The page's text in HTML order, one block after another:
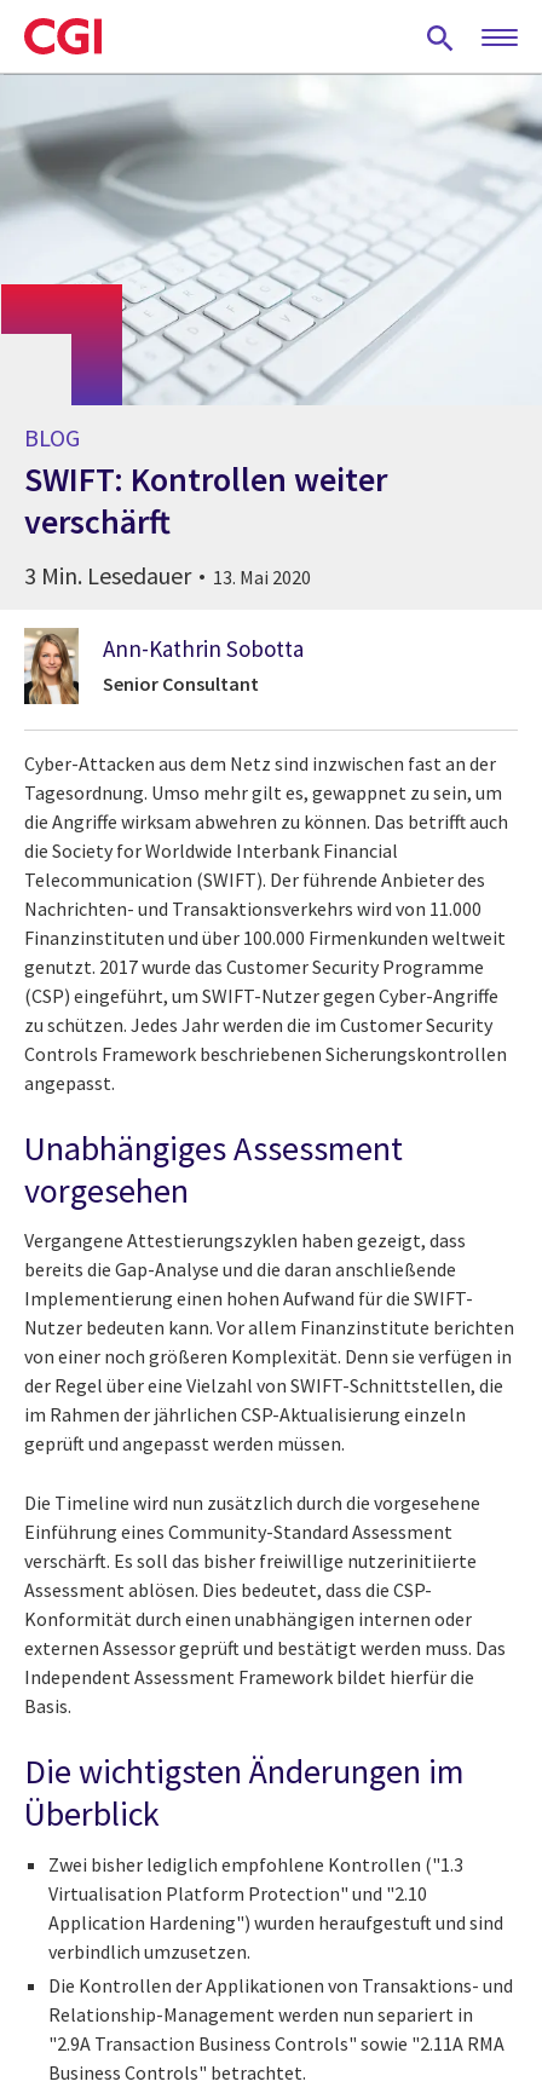
Skip
to
main
BLOG
SWIFT: Kontrollen weiter
verschärft
3 Min. Lesedauer 13. Mai 2020
Ann-Kathrin Sobotta
Senior Consultant
Cyber-Attacken aus dem Netz sind inzwischen fast an der
Tagesordnung. Umso mehr gilt es, gewappnet zu sein, um
die Angriffe wirksam abwehren zu können. Das betrifft auch
die Society for Worldwide Interbank Financial
Telecommunication (SWIFT). Der führende Anbieter des
Nachrichten- und Transaktionsverkehrs wird von 11.000
Finanzinstituten und über 100.000 Firmenkunden weltweit
genutzt. 2017 wurde das Customer Security Programme
(CSP) eingeführt, um SWIFT-Nutzer gegen Cyber-Angriffe
zu schützen. Jedes Jahr werden die im Customer Security
Controls Framework beschriebenen Sicherungskontrollen
angepasst.
Unabhängiges Assessment
vorgesehen
Vergangene Attestierungszyklen haben gezeigt, dass
bereits die Gap-Analyse und die daran anschließende
Implementierung einen hohen Aufwand für die SWIFT-
Nutzer bedeuten kann. Vor allem Finanzinstitute berichten
von einer noch größeren Komplexität. Denn sie verfügen in
der Regel über eine Vielzahl von SWIFT-Schnittstellen, die
im Rahmen der jährlichen CSP-Aktualisierung einzeln
geprüft und angepasst werden müssen.
Die Timeline wird nun zusätzlich durch die vorgesehene
Einführung eines Community-Standard Assessment
verschärft. Es soll das bisher freiwillige nutzerinitiierte
Assessment ablösen. Dies bedeutet, dass die CSP-
Konformität durch einen unabhängigen internen oder
externen Assessor geprüft und bestätigt werden muss. Das
Independent Assessment Framework bildet hierfür die
Basis.
Die wichtigsten Änderungen im
Überblick
Zwei bisher lediglich empfohlene Kontrollen ("1.3
Virtualisation Platform Protection" und "2.10
Application Hardening") wurden heraufgestuft und sind
verbindlich umzusetzen.
Die Kontrollen der Applikationen von Transaktions- und
Relationship-Management werden nun separiert in
"2.9A Transaction Business Controls" sowie "2.11A RMA
Business Controls" betrachtet.